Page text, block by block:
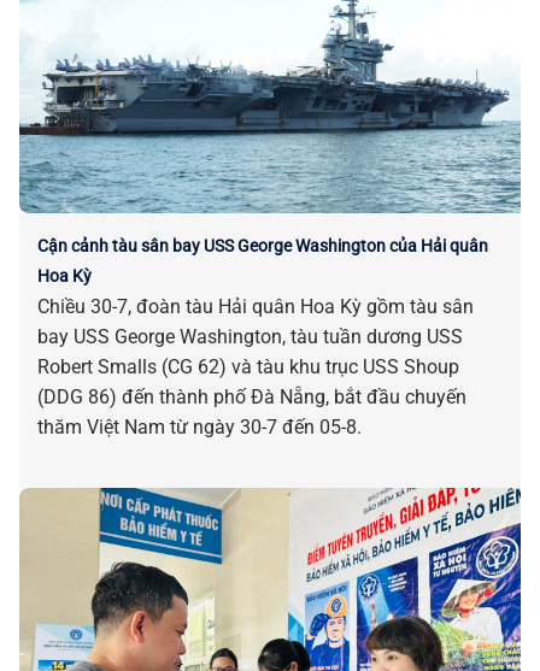
Cận cảnh tàu sân bay USS George Washington của Hải quân
Hoa Kỳ
Chiều 30-7, đoàn tàu Hải quân Hoa Kỳ gồm tàu sân
bay USS George Washington, tàu tuần dương USS
Robert Smalls (CG 62) và tàu khu trục USS Shoup
(DDG 86) đến thành phố Đà Nẵng, bắt đầu chuyến
thăm Việt Nam từ ngày 30-7 đến 05-8.